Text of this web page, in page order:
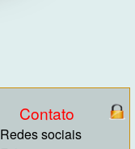
Contato
Redes sociais